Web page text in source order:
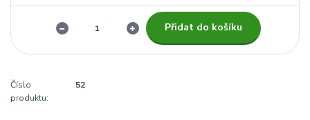
Přidat do košíku
Číslo
produktu:
52